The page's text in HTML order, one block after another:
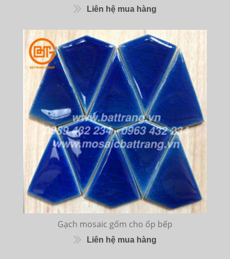
Liên hệ mua hàng
Gạch mosaic gốm cho ốp bếp
Liên hệ mua hàng